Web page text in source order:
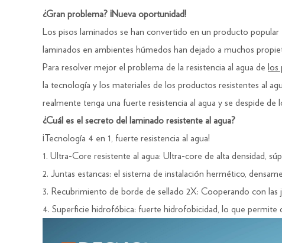
¿Gran problema? ¡Nueva oportunidad!
Los pisos laminados se han convertido en un producto
laminados en ambientes húmedos han dejado a muchos
Para resolver mejor el problema de la resistencia al agua de los
la tecnología y los materiales de los productos resistentes al
realmente tenga una fuerte resistencia al agua y se despide de
¿Cuál es el secreto del laminado resistente al agua?
¡Tecnología 4 en 1, fuerte resistencia al agua!
1. Ultra-Core resistente al agua: Ultra-core de alta densidad,
2. Juntas estancas: el sistema de instalación hermético,
3. Recubrimiento de borde de sellado 2X: Cooperando con
4. Superficie hidrofóbica: fuerte hidrofobicidad, lo que permite